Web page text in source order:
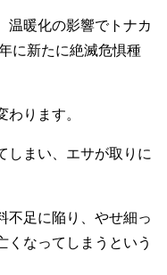
温暖化の影響でトナカ
に新たに絶滅危惧種
ります。
しまい、エサが取りに
不足に陥り、やせ細っ
くなってしまうという